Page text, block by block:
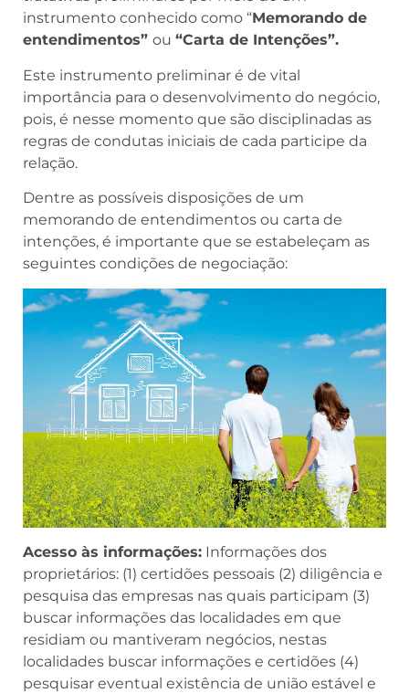
instrumento conhecido como “Memorando de
entendimentos” ou “Carta de Intenções”.
Este instrumento preliminar é de vital
importância para o desenvolvimento do negócio,
pois, é nesse momento que são disciplinadas as
regras de condutas iniciais de cada participe da
relação.
Dentre as possíveis disposições de um
memorando de entendimentos ou carta de
intenções, é importante que se estabeleçam as
seguintes condições de negociação:
Acesso às informações: Informações dos
proprietários: (1) certidões pessoais (2) diligência e
pesquisa das empresas nas quais participam (3)
buscar informações das localidades em que
residiam ou mantiveram negócios, nestas
localidades buscar informações e certidões (4)
pesquisar eventual existência de união estável e